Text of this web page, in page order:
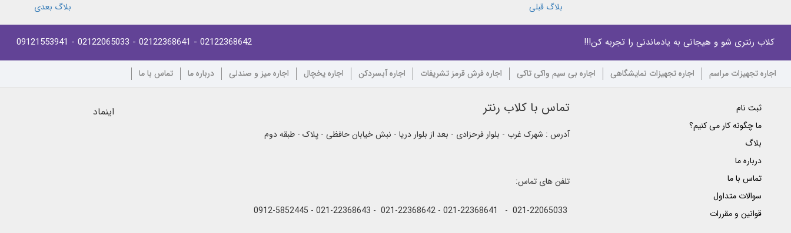
بلاگ بعدی بلاگ قبلی
کلاب رنتری شو و هیجانی به یادماندنی را تجربه کن!!! 02122368642
- 02122368641
- 02122065033
- 09121553941
اجاره تجهیزات مراسم اجاره تجهیزات نمایشگاهی اجاره بی سیم واکی تاکی اجاره فرش قرمز تشریفات اجاره آبسردکن اجاره یخچال اجاره میز و صندلی درباره ما تماس با ما
ثبت نام
ما چگونه کار می کنیم؟
بلاگ
درباره ما
تماس با ما
سوالات متداول
قوانین و مقررات
تماس با کلاب رنتر
آدرس : شهرک غرب - بلوار فرحزادی - بعد از بلوار دریا - نبش خیابان حافظی - پلاک - طبقه دوم
تلفن های تماس:
اینماد